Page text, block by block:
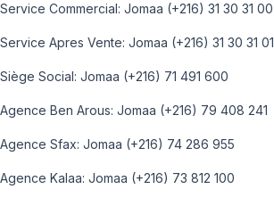
Service Commercial: Jomaa (+216) 31 30 31 00
Service Apres Vente: Jomaa (+216) 31 30 31 01
Siège Social: Jomaa (+216) 71 491 600
Agence Ben Arous: Jomaa (+216) 79 408 241
Agence Sfax: Jomaa (+216) 74 286 955
Agence Kalaa: Jomaa (+216) 73 812 100